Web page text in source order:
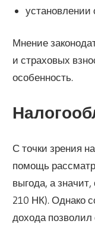
установлении
Мнение
и страховых
особенность.
С точки зрения
помощь
выгода, а значит,
210 НК). Однако
дохода позволил